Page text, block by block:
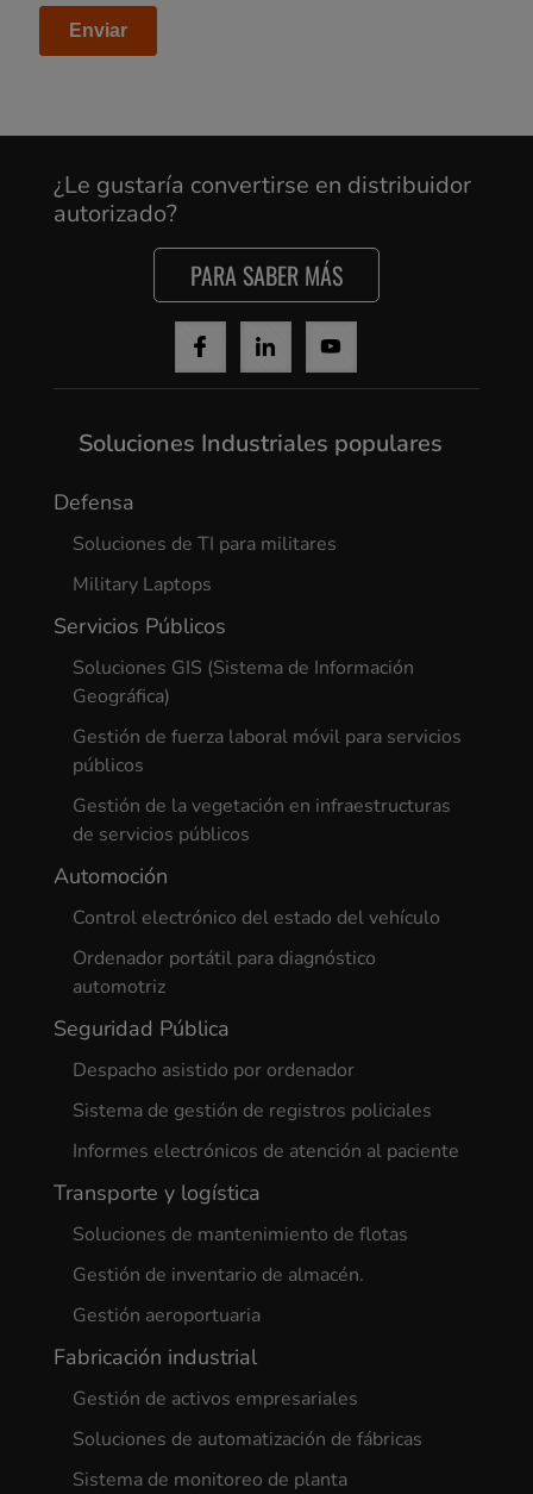
Yes, I agree
¿Le gustaría convertirse en distribuidor
autorizado?
PARA SABER MÁS
Soluciones Industriales populares
Defensa
Soluciones de TI para militares
Military Laptops
Servicios Públicos
Soluciones GIS (Sistema de Información
Geográfica)
Gestión de fuerza laboral móvil para servicios
públicos
Gestión de la vegetación en infraestructuras
de servicios públicos
Automoción
Control electrónico del estado del vehículo
Ordenador portátil para diagnóstico
automotriz
Seguridad Pública
Despacho asistido por ordenador
Sistema de gestión de registros policiales
Informes electrónicos de atención al paciente
Transporte y logística
Soluciones de mantenimiento de flotas
Gestión de inventario de almacén.
Gestión aeroportuaria
Fabricación industrial
Gestión de activos empresariales
Soluciones de automatización de fábricas
Sistema de monitoreo de planta